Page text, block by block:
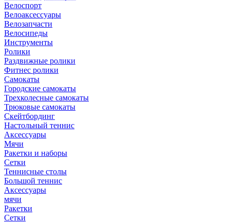
Велоспорт
Велоаксессуары
Велозапчасти
Велосипеды
Инструменты
Ролики
Раздвижные ролики
Фитнес ролики
Самокаты
Городские самокаты
Трехколесные самокаты
Трюковые самокаты
Скейтбординг
Настольный теннис
Аксессуары
Мячи
Ракетки и наборы
Сетки
Теннисные столы
Большой теннис
Аксессуары
мячи
Ракетки
Сетки